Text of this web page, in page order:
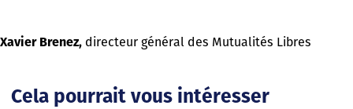
Xavier Brenez, directeur général des Mutualités Libres
Cela pourrait vous intéresser